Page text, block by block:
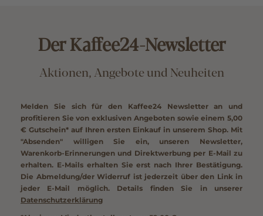
Der Kaffee24-Newsletter
Aktionen, Angebote und Neuheiten
Melden Sie sich für den Kaffee24 Newsletter an und
profitieren Sie von exklusiven Angeboten sowie einem 5,00
€ Gutschein* auf Ihren ersten Einkauf in unserem Shop. Mit
"Absenden" willigen Sie ein, unseren Newsletter,
Warenkorb-Erinnerungen und Direktwerbung per E-Mail zu
erhalten. E-Mails erhalten Sie erst nach Ihrer Bestätigung.
Die Abmeldung/der Widerruf ist jederzeit über den Link in
jeder E-Mail möglich. Details finden Sie in unserer
Datenschutzerklärung